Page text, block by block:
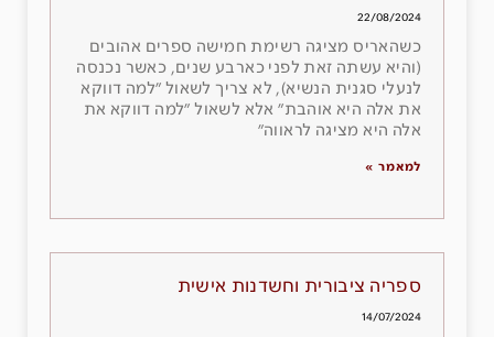
22/08/2024
כשהאריס מציגה רשימת חמישה ספרים אהובים
(והיא עשתה זאת לפני כארבע שנים, כאשר נכנסה
לנעלי סגנית הנשיא), לא צריך לשאול ״למה דווקא
את אלה היא אוהבת״ אלא לשאול ״למה דווקא את
אלה היא מציגה לראווה״
למאמר »
ספריה ציבורית וחשדנות אישית
14/07/2024